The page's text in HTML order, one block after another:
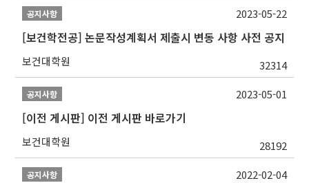
공지사항
[보건학전공] 논문작성계획서 제출시 변동 사항 사전 공지
보건대학원 32314
2023-05-22
공지사항
[이전 게시판] 이전 게시판 바로가기
보건대학원 28192
2023-05-01
공지사항 2022-02-04